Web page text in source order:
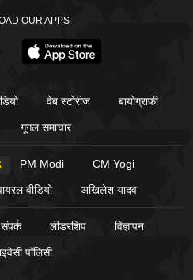
OUR APPS
वेब स्टोरीज बायोग्राफी
गूगल समाचार
PM Modi CM Yogi
वीडियो अखिलेश यादव
संपर्क लीडरशिप विज्ञापन
पॉलिसी